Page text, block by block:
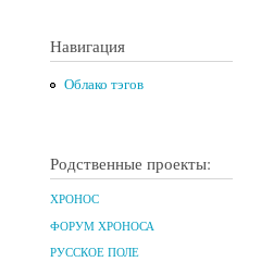
Навигация
Облако тэгов
Родственные проекты:
ХРОНОС
ФОРУМ ХРОНОСА
РУССКОЕ ПОЛЕ